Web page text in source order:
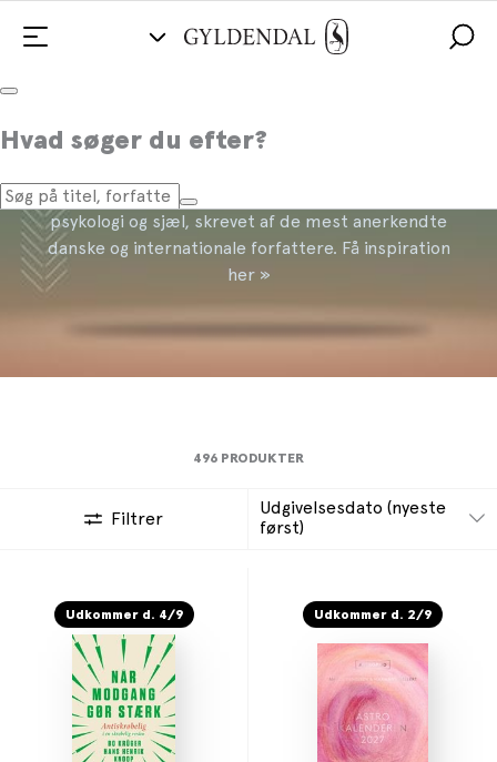
Hvad søger du efter?
Krop og sind
Find det bedste udvalg af bøger om krop, sundhed,
psykologi og sjæl, skrevet af de mest anerkendte
danske og internationale forfattere. Få inspiration
her »
496 PRODUKTER
Filtrer
Udgivelsesdato (nyeste
først)
Udkommer d. 4/9 Udkommer d. 2/9